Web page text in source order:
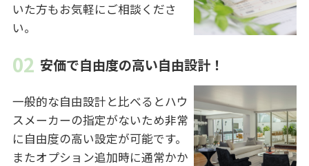
いた方もお気軽にご相談くださ
い。
安価で自由度の高い自由設計！
一般的な自由設計と比べるとハウ
スメーカーの指定がないため非常
に自由度の高い設定が可能です。
またオプション追加時に通常かか